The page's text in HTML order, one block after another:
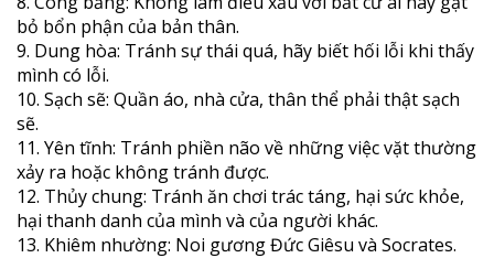
bỏ bổn phận của bản thân.
9. Dung hòa: Tránh sự thái quá, hãy biết hối lỗi khi thấy
mình có lỗi.
10. Sạch sẽ: Quần áo, nhà cửa, thân thể phải thật sạch
sẽ.
11. Yên tĩnh: Tránh phiền não về những việc vặt thường
xảy ra hoặc không tránh được.
12. Thủy chung: Tránh ăn chơi trác táng, hại sức khỏe,
hại thanh danh của mình và của người khác.
13. Khiêm nhường: Noi gương Đức Giêsu và Socrates.